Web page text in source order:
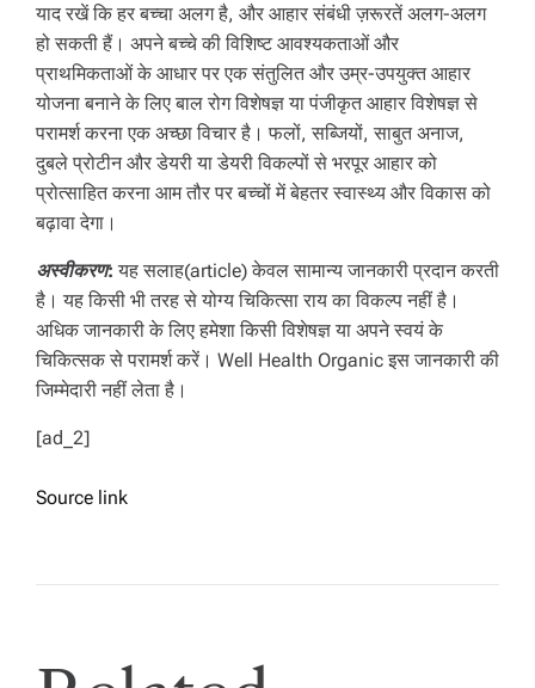
याद रखें कि हर बच्चा अलग है, और आहार संबंधी ज़रूरतें अलग-अलग
हो सकती हैं। अपने बच्चे की विशिष्ट आवश्यकताओं और
प्राथमिकताओं के आधार पर एक संतुलित और उम्र-उपयुक्त आहार
योजना बनाने के लिए बाल रोग विशेषज्ञ या पंजीकृत आहार विशेषज्ञ से
परामर्श करना एक अच्छा विचार है। फलों, सब्जियों, साबुत अनाज,
दुबले प्रोटीन और डेयरी या डेयरी विकल्पों से भरपूर आहार को
प्रोत्साहित करना आम तौर पर बच्चों में बेहतर स्वास्थ्य और विकास को
बढ़ावा देगा।
अस्वीकरण: यह सलाह(article) केवल सामान्य जानकारी प्रदान करती
है। यह किसी भी तरह से योग्य चिकित्सा राय का विकल्प नहीं है।
अधिक जानकारी के लिए हमेशा किसी विशेषज्ञ या अपने स्वयं के
चिकित्सक से परामर्श करें। Well Health Organic इस जानकारी की
जिम्मेदारी नहीं लेता है।
[ad_2]
Source link